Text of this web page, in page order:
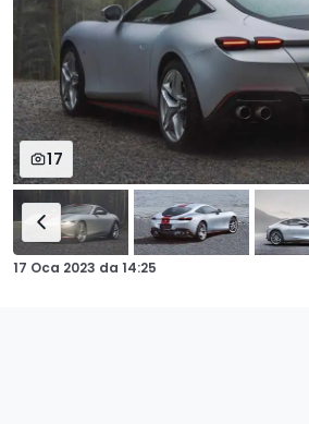
17
17 Oca 2023 da 14:25